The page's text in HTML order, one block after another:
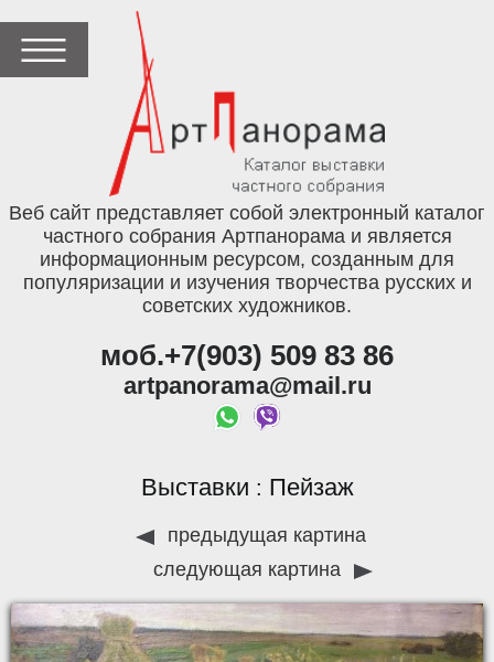
Веб сайт представляет собой электронный каталог
частного собрания Артпанорама и является
информационным ресурсом, созданным для
популяризации и изучения творчества русских и
советских художников.
моб.+7(903) 509 83 86
artpanorama@mail.ru
Выставки : Пейзаж
предыдущая картина
следующая картина